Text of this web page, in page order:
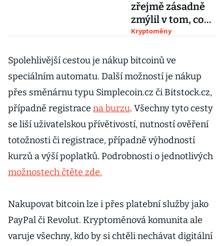
zřejmě zásadně
zmýlil v tom, co
může srazit cenu
Kryptoměny
Spolehlivější cestou je nákup bitcoinů ve
speciálním automatu. Další možností je nákup
přes směnárnu typu Simplecoin.cz či Bitstock.cz,
případně registrace na burzu. Všechny tyto cesty
se liší uživatelskou přívětivostí, nutností ověření
totožnosti či registrace, případně výhodností
kurzů a výší poplatků. Podrobnosti o jednotlivých
možnostech čtěte zde.
Nakupovat bitcoin lze i přes platební služby jako
PayPal či Revolut. Kryptoměnová komunita ale
varuje všechny, kdo by si chtěli nechávat digitální